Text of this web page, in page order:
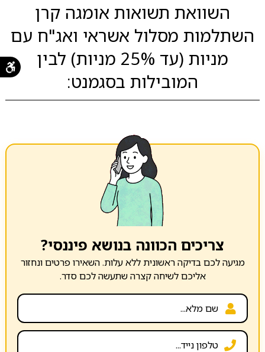
השוואת תשואות אומגה קרן
השתלמות מסלול אשראי ואג"ח עם
מניות (עד 25% מניות) לבין
המובילות בסגמנט:
צריכים הכוונה בנושא פיננסי?
מגיעה לכם בדיקה ראשונית ללא עלות. השאירו פרטים ונחזור
אליכם לשיחה קצרה שתעשה לכם סדר.